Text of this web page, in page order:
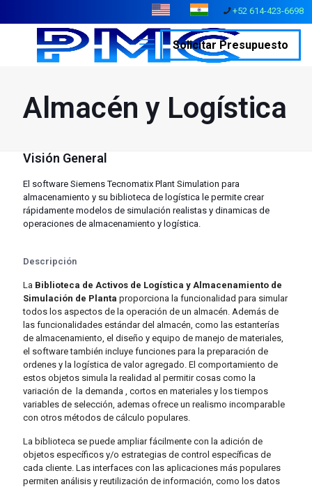
+52 614-423-6698
Solicitar Presupuesto
Almacén y Logística
Visión General
El software Siemens Tecnomatix Plant Simulation para
almacenamiento y su biblioteca de logística le permite crear
rápidamente modelos de simulación realistas y dinamicas de
operaciones de almacenamiento y logística.
Descripción
La Biblioteca de Activos de Logística y Almacenamiento de
Simulación de Planta proporciona la funcionalidad para simular
todos los aspectos de la operación de un almacén. Además de
las funcionalidades estándar del almacén, como las estanterías
de almacenamiento, el diseño y equipo de manejo de materiales,
el software también incluye funciones para la preparación de
ordenes y la logística de valor agregado. El comportamiento de
estos objetos simula la realidad al permitir cosas como la
variación de la demanda , cortos en materiales y los tiempos
variables de selección, ademas ofrece un realismo incomparable
con otros métodos de cálculo populares.
La biblioteca se puede ampliar fácilmente con la adición de
objetos específicos y/o estrategias de control específicas de
cada cliente. Las interfaces con las aplicaciones más populares
permiten análisis y reutilización de información, como los datos